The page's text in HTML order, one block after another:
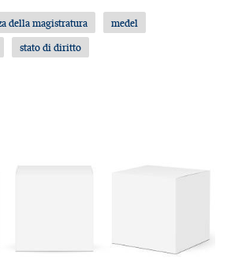
della magistratura
medel
stato di diritto